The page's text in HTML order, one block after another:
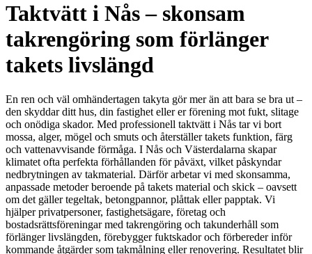
Taktvätt i Nås – skonsam
takrengöring som förlänger
takets livslängd
En ren och väl omhändertagen takyta gör mer än att bara se bra ut –
den skyddar ditt hus, din fastighet eller er förening mot fukt, slitage
och onödiga skador. Med professionell taktvätt i Nås tar vi bort
mossa, alger, mögel och smuts och återställer takets funktion, färg
och vattenavvisande förmåga. I Nås och Västerdalarna skapar
klimatet ofta perfekta förhållanden för påväxt, vilket påskyndar
nedbrytningen av takmaterial. Därför arbetar vi med skonsamma,
anpassade metoder beroende på takets material och skick – oavsett
om det gäller tegeltak, betongpannor, plåttak eller papptak. Vi
hjälper privatpersoner, fastighetsägare, företag och
bostadsrättsföreningar med takrengöring och takunderhåll som
förlänger livslängden, förebygger fuktskador och förbereder inför
kommande åtgärder som takmålning eller renovering. Resultatet blir